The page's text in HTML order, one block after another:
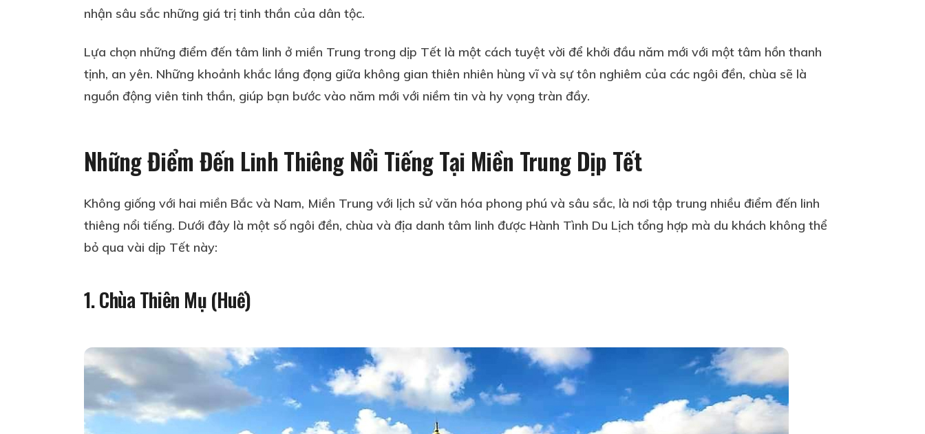
nhận sâu sắc những giá trị tinh thần của dân tộc.
Lựa chọn những điểm đến tâm linh ở miền Trung trong dịp Tết là một cách tuyệt vời để khởi đầu năm mới với một tâm hồn thanh
tịnh, an yên. Những khoảnh khắc lắng đọng giữa không gian thiên nhiên hùng vĩ và sự tôn nghiêm của các ngôi đền, chùa sẽ là
nguồn động viên tinh thần, giúp bạn bước vào năm mới với niềm tin và hy vọng tràn đầy.
Những Điểm Đến Linh Thiêng Nổi Tiếng Tại Miền Trung Dịp Tết
Không giống với hai miền Bắc và Nam, Miền Trung với lịch sử văn hóa phong phú và sâu sắc, là nơi tập trung nhiều điểm đến linh
thiêng nổi tiếng. Dưới đây là một số ngôi đền, chùa và địa danh tâm linh được Hành Tình Du Lịch tổng hợp mà du khách không thể
bỏ qua vài dịp Tết này:
1. Chùa Thiên Mụ (Huế)